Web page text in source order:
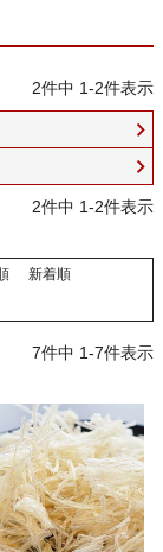
2件中 1-2件表示
2件中 1-2件表示
新着順
7件中 1-7件表示